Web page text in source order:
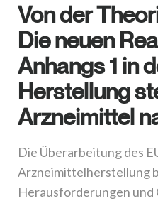
Von der
Die neuen
Anhangs 1 in
Herstellung
Arzneimittel
Die Überarbeitung des
Arzneimittelherstellung
Herausforderungen und